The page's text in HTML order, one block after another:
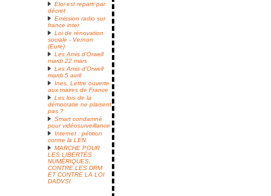
Eloi est reparti par
décret
Emission radio sur
france inter
Loi de rénovation
sociale - Vernon
(Eure)
Les Amis d’Orwell
mardi 22 mars
Les Amis d’Orwell
mardi 5 avril
Ines, Lettre ouverte
aux maires de France
Les lois de la
démocratie ne plaisent
pas ?
Smart condamné
pour vidéosurveillance
Internet : pétition
contre la LEN
MARCHE POUR
LES LIBERTÉS
NUMÉRIQUES,
CONTRE LES DRM
ET CONTRE LA LOI
DADVSI